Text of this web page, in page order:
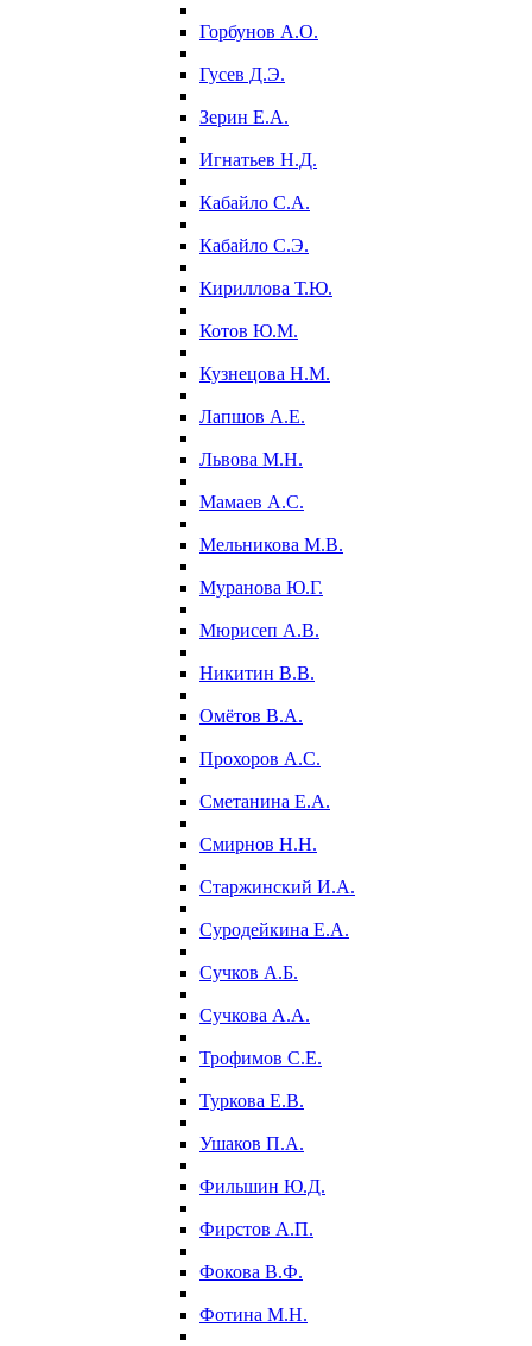
Горбунов А.О.
Гусев Д.Э.
Зерин Е.А.
Игнатьев Н.Д.
Кабайло С.А.
Кабайло С.Э.
Кириллова Т.Ю.
Котов Ю.М.
Кузнецова Н.М.
Лапшов А.Е.
Львова М.Н.
Мамаев А.С.
Мельникова М.В.
Муранова Ю.Г.
Мюрисеп А.В.
Никитин В.В.
Омётов В.А.
Прохоров А.С.
Сметанина Е.А.
Смирнов Н.Н.
Старжинский И.А.
Суродейкина Е.А.
Сучков А.Б.
Сучкова А.А.
Трофимов С.Е.
Туркова Е.В.
Ушаков П.А.
Фильшин Ю.Д.
Фирстов А.П.
Фокова В.Ф.
Фотина М.Н.